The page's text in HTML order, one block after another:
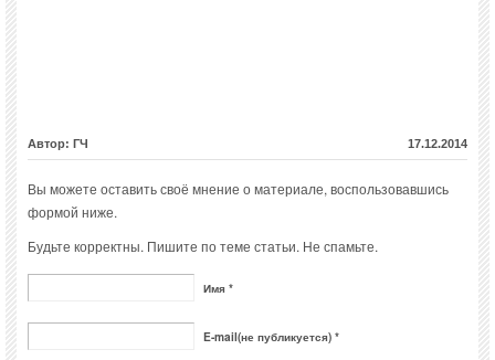
Автор: ГЧ 17.12.2014
Вы можете оставить своё мнение о материале, воспользовавшись
формой ниже.
Будьте корректны. Пишите по теме статьи. Не спамьте.
Имя *
E-mail(не публикуется) *